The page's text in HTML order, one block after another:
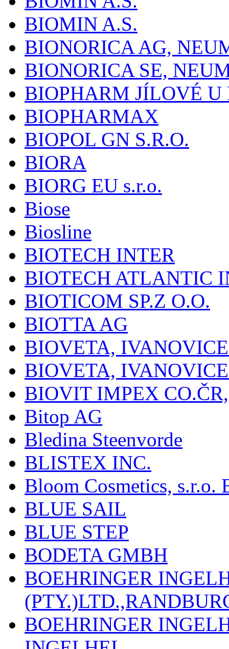
BIOMIN A.S.
BIONORICA AG,
BIONORICA SE,
BIOPHARM JÍLOVÉ U
BIOPHARMAX
BIOPOL GN S.R.O.
BIORA
BIORG EU s.r.o.
Biose
Biosline
BIOTECH INTER
BIOTECH ATLANTIC
BIOTICOM SP.Z O.O.
BIOTTA AG
BIOVETA,
BIOVETA,
BIOVIT IMPEX
Bitop AG
Bledina Steenvorde
BLISTEX INC.
Bloom Cosmetics, s.r.o.
BLUE SAIL
BLUE STEP
BODETA GMBH
BOEHRINGER
BOEHRINGER